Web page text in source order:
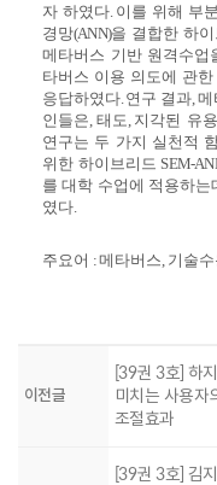
자 하였다. 이를 위해 부
경망(ANN)을 결합한 하
메타버스 기반 원격수업
타버스 이용 의도에 관
응답하였다.연구 결과,메
인들은, 태도, 지각된 유
연구는 두 가지 실천적
위한 하이브리드 SEM-
를 대학 수업에 적용하
였다.
주요어 :메타버스, 기술
이전글
[39권 3호] 하
미치는 사용자
조절효과
[39권 3호] 김